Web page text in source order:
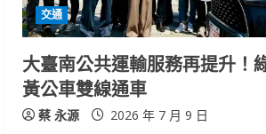
交通
大臺南公共運輸服務再提升！
黃公車雙線通車
蔡 永源 2026 年 7 月 9 日